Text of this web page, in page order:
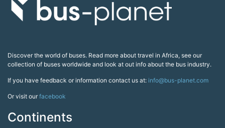
Discover the world of buses. Read more about travel in Africa, see our
collection of buses worldwide and look at out info about the bus industry.
If you have feedback or information contact us at: info@bus-planet.com
Or visit ourfacebook
Continents